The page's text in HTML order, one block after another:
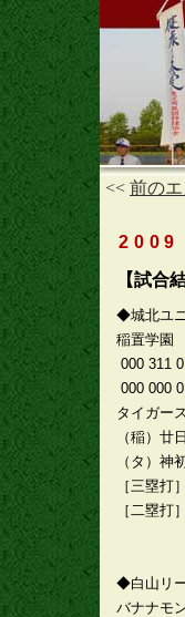
<< 前のエ
2009
【試合
◆城北ユ
稲置学園
000 311 0
000 000 0
タイガー
（稲）廿
（タ）神
［三塁打
［二塁打
◆白山リ
バナナモ